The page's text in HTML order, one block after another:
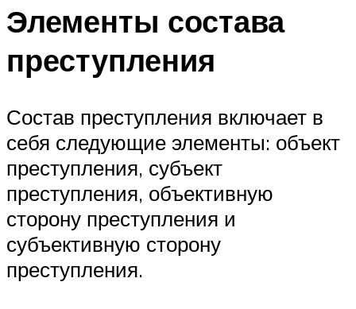
Элементы состава
преступления
Состав преступления включает в
себя следующие элементы: объект
преступления, субъект
преступления, объективную
сторону преступления и
субъективную сторону
преступления.